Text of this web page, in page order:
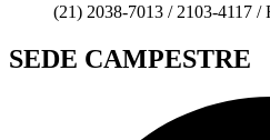
(21) 2038-7013 / 2103-4117 /
SEDE CAMPESTRE